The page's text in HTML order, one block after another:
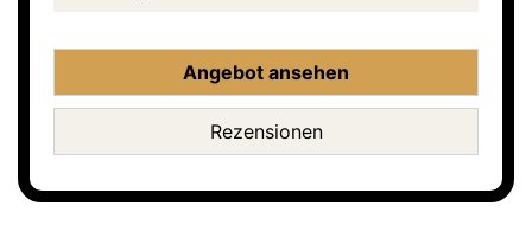
Angebot ansehen
Rezensionen